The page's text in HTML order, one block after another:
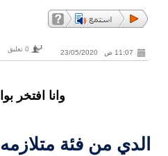
11:07 ص 23/05/2020 0 تعليق
وانا افتخر
الدي من فئة